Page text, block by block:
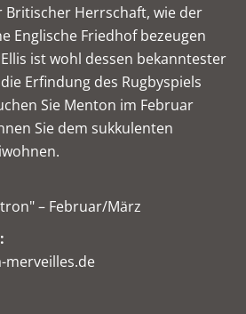
Herrschaft, wie der
Englische Friedhof bezeugen
ist wohl dessen bekanntester
Erfindung des Rugbyspiels
Sie Menton im Februar
Sie dem sukkulenten
– Februar/März
merveilles.de